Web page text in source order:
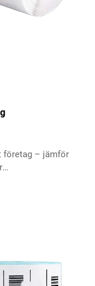
företag – jämför